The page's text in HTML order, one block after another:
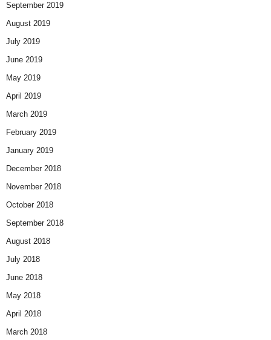
September 2019
August 2019
July 2019
June 2019
May 2019
April 2019
March 2019
February 2019
January 2019
December 2018
November 2018
October 2018
September 2018
August 2018
July 2018
June 2018
May 2018
April 2018
March 2018